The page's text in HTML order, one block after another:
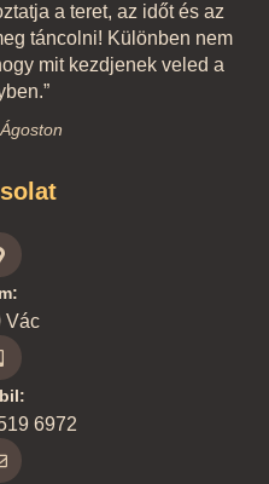
a teret, az időt és az
táncolni! Különben nem
mit kezdjenek veled a
Vác
6972